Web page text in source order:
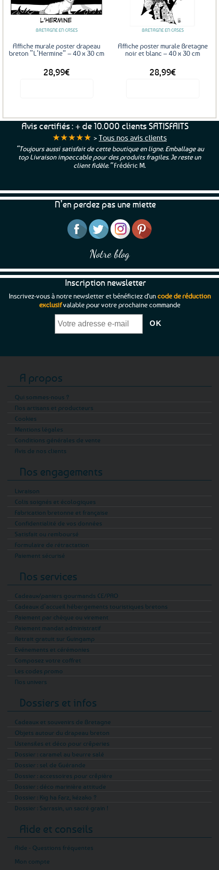
favoris
BRETAGNE EN CASES
Affiche murale poster drapeau
breton “L’Hermine” – 40 x 30 cm
28,99€
BRETAGNE EN CASES
Affiche poster murale Bretagne
noir et blanc – 40 x 30 cm
28,99€
Avis certifiés : + de 10.000 clients SATISFAITS
★★★★★ > Tous nos avis clients
“Toujours aussi satisfait de cette boutique en ligne. Emballage au
top Livraison impeccable pour des produits fragiles. Je reste un
client fidèle.”Frédéric M.
N’en perdez pas une miette
Notre blog
Inscription newsletter
Inscrivez-vous à notre newsletter et bénéficiez d'uncode de réduction
exclusifvalable pour votre prochaine commande
A propos
Qui sommes-nous ?
Nos artisans et producteurs
Cookies
Mentions légales
Conditions générales de vente
Avis de nos clients
Nos engagements
Livraison
Colis soignés et écologiques
Fabrication bretonne et française
Confidentialité de vos données
Satisfait ou remboursé
Formulaire de rétractation
Paiement sécurisé
Nos services
Cadeaux/paniers gourmands CE/PRO
Cadeaux d’accueil hébergements touristiques bretons
Paiement par chèque ou virement
Paiement mandat administratif
Retrait gratuit sur Guingamp
Evénements et cérémonies
Composez votre coffret
Les codes promo
Nos univers
Dossiers et infos
Cadeaux et souvenirs de Bretagne
Objets autour du drapeau breton
Ustensiles et déco pour crêperies
Dossier : caramel au beurre salé
Dossier : sel de Guérande
Dossier : accessoires pour crêpière
Dossier : déco marinière attitude
Dossier : Kig ha Farz, kézako ?
Dossier : Sarrasin, un sacré grain !
Aide et conseils
Aide - Questions fréquentes
Mon compte